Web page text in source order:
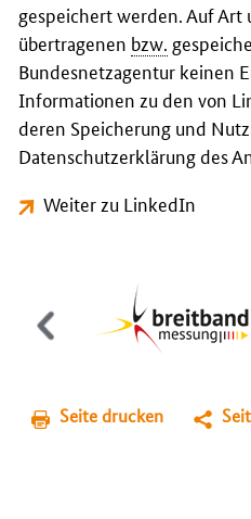
gespeichert werden. Auf Art
übertragenen bzw.
Bundesnetzagentur keinen
Informationen zu den von
deren Speicherung und
Datenschutzerklärung des
Weiter zu LinkedIn
Seite drucken